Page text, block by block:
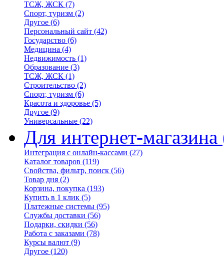
ТСЖ, ЖСК (7)
Спорт, туризм (2)
Другое (6)
Персональный сайт (42)
Государство (6)
Медицина (4)
Недвижимость (1)
Образование (3)
ТСЖ, ЖСК (1)
Строительство (2)
Спорт, туризм (6)
Красота и здоровье (5)
Другое (9)
Универсальные (22)
Для интернет-магазина
Интеграция с онлайн-кассами (27)
Каталог товаров (119)
Свойства, фильтр, поиск (56)
Товар дня (2)
Корзина, покупка (193)
Купить в 1 клик (5)
Платежные системы (95)
Службы доставки (56)
Подарки, скидки (56)
Работа с заказами (78)
Курсы валют (9)
Другое (120)